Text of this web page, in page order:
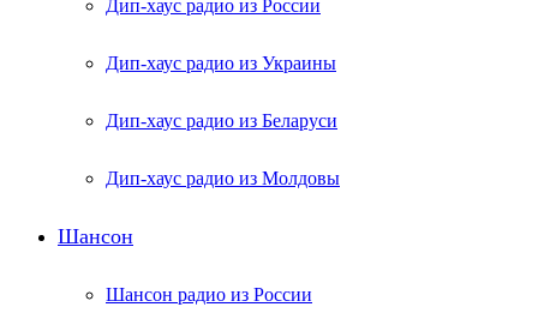
Дип-хаус радио из России
Дип-хаус радио из Украины
Дип-хаус радио из Беларуси
Дип-хаус радио из Молдовы
Шансон
Шансон радио из России